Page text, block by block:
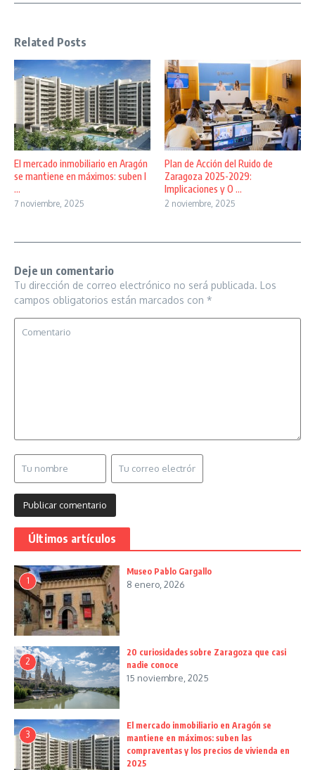
Related Posts
El mercado inmobiliario en Aragón
se mantiene en máximos: suben l
...
7 noviembre, 2025
Plan de Acción del Ruido de
Zaragoza 2025-2029:
Implicaciones y O ...
2 noviembre, 2025
Deje un comentario
Tu dirección de correo electrónico no será publicada. Los
campos obligatorios están marcados con *
Últimos artículos
1
Museo Pablo Gargallo
8 enero, 2026
2
20 curiosidades sobre Zaragoza que casi
nadie conoce
15 noviembre, 2025
3
El mercado inmobiliario en Aragón se
mantiene en máximos: suben las
compraventas y los precios de vivienda en
2025